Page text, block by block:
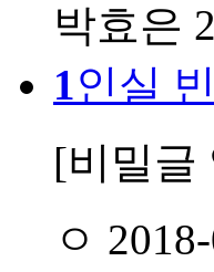
박효은
1인실
[비밀글
ㅇ